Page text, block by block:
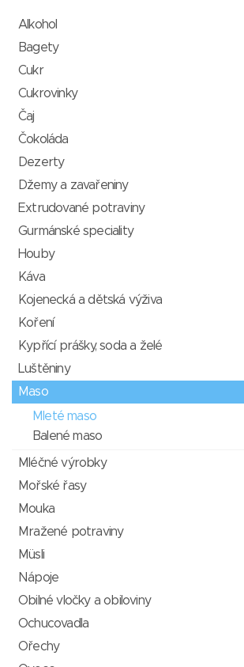
Alkohol
Bagety
Cukr
Cukrovinky
Čaj
Čokoláda
Dezerty
Džemy a zavařeniny
Extrudované potraviny
Gurmánské speciality
Houby
Káva
Kojenecká a dětská výživa
Koření
Kypřící prášky, soda a želé
Luštěniny
Maso
Mleté maso
Balené maso
Mléčné výrobky
Mořské řasy
Mouka
Mražené potraviny
Müsli
Nápoje
Obilné vločky a obiloviny
Ochucovadla
Ořechy